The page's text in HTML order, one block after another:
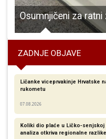
ZADNJE OBJAVE
Ličanke viceprvakinje Hrvatske
rukometu
07.08.2026
Koliki dio plaće u Ličko-
analiza otkriva regionalne razlike​